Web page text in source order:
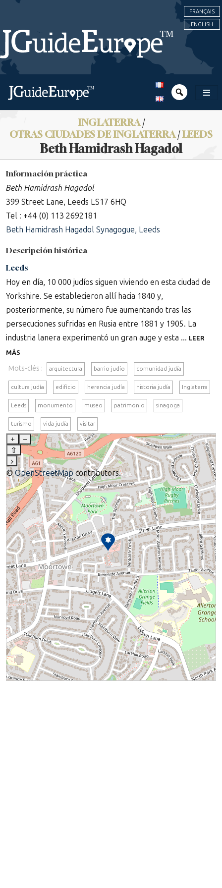
FRANÇAIS
ENGLISH
INGLATERRA/
OTRAS CIUDADES DE INGLATERRA/LEEDS
Beth Hamidrash Hagadol
Información práctica
Beth Hamidrash Hagadol
399 Street Lane, Leeds LS17 6HQ
Tel : +44 (0) 113 2692181
Beth Hamidrash Hagadol Synagogue, Leeds
Descripción histórica
Leeds
Hoy en día, 10 000 judíos siguen viviendo en esta ciudad de
Yorkshire. Se establecieron allí hacia 1840 y,
posteriormente, su número fue aumentando tras las
persecuciones sufridas en Rusia entre 1881 y 1905. La
industria lanera experimentó un gran auge y esta ... LEER
MÁS
Mots-clés : arquitectura barrio judío comunidad judía
cultura judía edificio herencia judía historia judía Inglaterra
Leeds monumento museo patrimonio sinagoga
turismo vida judía visitar
+
–
⇧
›
©OpenStreetMap contributors.